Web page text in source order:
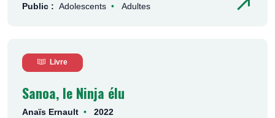
Public : Adolescents Adultes
Livre
Sanoa, le Ninja élu
Anaïs Ernault 2022